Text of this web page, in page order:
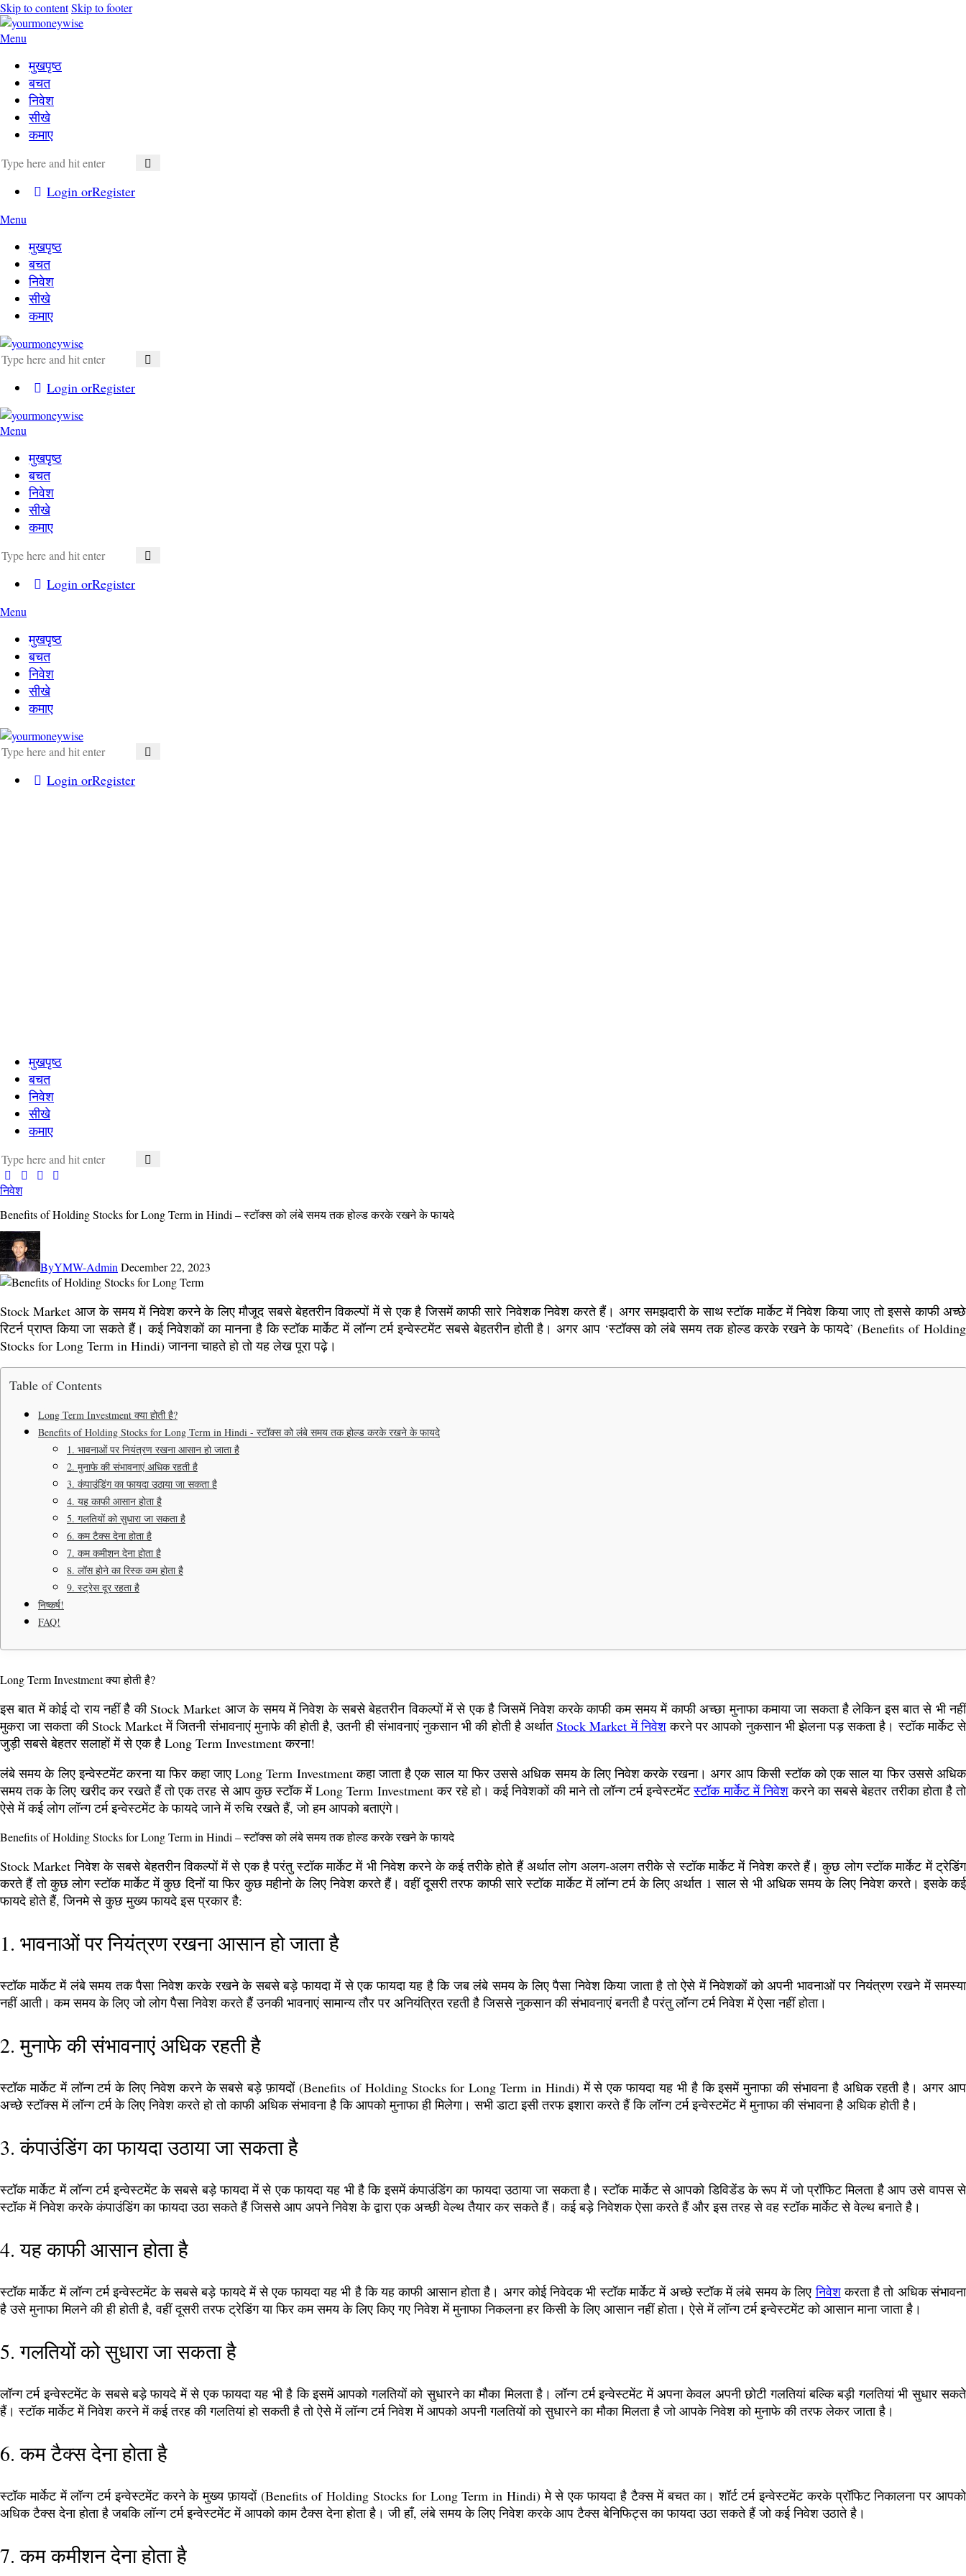
Skip to contentSkip to footer
Menu
मुखपृष्ठ
बचत
निवेश
सीखे
कमाए
Login orRegister
Menu
मुखपृष्ठ
बचत
निवेश
सीखे
कमाए
Login orRegister
Menu
मुखपृष्ठ
बचत
निवेश
सीखे
कमाए
Login orRegister
Menu
मुखपृष्ठ
बचत
निवेश
सीखे
कमाए
Login orRegister
मुखपृष्ठ
बचत
निवेश
सीखे
कमाए
निवेश
Benefits of Holding Stocks for Long Term in Hindi – स्टॉक्स को लंबे समय तक होल्ड करके रखने के फायदे
ByYMW-Admin December 22, 2023
Stock Market आज के समय में निवेश करने के लिए मौजूद सबसे बेहतरीन विकल्पों में से एक है जिसमें काफी सारे निवेशक निवेश करते हैं। अगर समझदारी के साथ स्टॉक मार्केट में निवेश किया जाए तो इससे काफी अच्छे
रिटर्न प्राप्त किया जा सकते हैं। कई निवेशकों का मानना है कि स्टॉक मार्केट में लॉन्ग टर्म इन्वेस्टमेंट सबसे बेहतरीन होती है। अगर आप ‘स्टॉक्स को लंबे समय तक होल्ड करके रखने के फायदे’ (Benefits of Holding
Stocks for Long Term in Hindi) जानना चाहते हो तो यह लेख पूरा पढ़े।
Table of Contents
Long Term Investment क्या होती है?
Benefits of Holding Stocks for Long Term in Hindi - स्टॉक्स को लंबे समय तक होल्ड करके रखने के फायदे
1. भावनाओं पर नियंत्रण रखना आसान हो जाता है
2. मुनाफे की संभावनाएं अधिक रहती है
3. कंपाउंडिंग का फायदा उठाया जा सकता है
4. यह काफी आसान होता है
5. गलतियों को सुधारा जा सकता है
6. कम टैक्स देना होता है
7. कम कमीशन देना होता है
8. लॉस होने का रिस्क कम होता है
9. स्ट्रेस दूर रहता है
निष्कर्ष!
FAQ!
Long Term Investment क्या होती है?
इस बात में कोई दो राय नहीं है की Stock Market आज के समय में निवेश के सबसे बेहतरीन विकल्पों में से एक है जिसमें निवेश करके काफी कम समय में काफी अच्छा मुनाफा कमाया जा सकता है लेकिन इस बात से भी नहीं
मुकरा जा सकता की Stock Market में जितनी संभावनाएं मुनाफे की होती है, उतनी ही संभावनाएं नुकसान भी की होती है अर्थातStock Market में निवेशकरने पर आपको नुकसान भी झेलना पड़ सकता है। स्टॉक मार्केट से
जुड़ी सबसे बेहतर सलाहों में से एक है Long Term Investment करना!
लंबे समय के लिए इन्वेस्टमेंट करना या फिर कहा जाए Long Term Investment कहा जाता है एक साल या फिर उससे अधिक समय के लिए निवेश करके रखना। अगर आप किसी स्टॉक को एक साल या फिर उससे अधिक
समय तक के लिए खरीद कर रखते हैं तो एक तरह से आप कुछ स्टॉक में Long Term Investment कर रहे हो। कई निवेशकों की माने तो लॉन्ग टर्म इन्वेस्टमेंटस्टॉक मार्केट में निवेशकरने का सबसे बेहतर तरीका होता है तो
ऐसे में कई लोग लॉन्ग टर्म इन्वेस्टमेंट के फायदे जाने में रुचि रखते हैं, जो हम आपको बताएंगे।
Benefits of Holding Stocks for Long Term in Hindi – स्टॉक्स को लंबे समय तक होल्ड करके रखने के फायदे
Stock Market निवेश के सबसे बेहतरीन विकल्पों में से एक है परंतु स्टॉक मार्केट में भी निवेश करने के कई तरीके होते हैं अर्थात लोग अलग-अलग तरीके से स्टॉक मार्केट में निवेश करते हैं। कुछ लोग स्टॉक मार्केट में ट्रेडिंग
करते हैं तो कुछ लोग स्टॉक मार्केट में कुछ दिनों या फिर कुछ महीनो के लिए निवेश करते हैं। वहीं दूसरी तरफ काफी सारे स्टॉक मार्केट में लॉन्ग टर्म के लिए अर्थात 1 साल से भी अधिक समय के लिए निवेश करते। इसके कई
फायदे होते हैं, जिनमे से कुछ मुख्य फायदे इस प्रकार है:
1. भावनाओं पर नियंत्रण रखना आसान हो जाता है
स्टॉक मार्केट में लंबे समय तक पैसा निवेश करके रखने के सबसे बड़े फायदा में से एक फायदा यह है कि जब लंबे समय के लिए पैसा निवेश किया जाता है तो ऐसे में निवेशकों को अपनी भावनाओं पर नियंत्रण रखने में समस्या
नहीं आती। कम समय के लिए जो लोग पैसा निवेश करते हैं उनकी भावनाएं सामान्य तौर पर अनियंत्रित रहती है जिससे नुकसान की संभावनाएं बनती है परंतु लॉन्ग टर्म निवेश में ऐसा नहीं होता।
2. मुनाफे की संभावनाएं अधिक रहती है
स्टॉक मार्केट में लॉन्ग टर्म के लिए निवेश करने के सबसे बड़े फ़ायदों (Benefits of Holding Stocks for Long Term in Hindi) में से एक फायदा यह भी है कि इसमें मुनाफा की संभावना है अधिक रहती है। अगर आप
अच्छे स्टॉक्स में लॉन्ग टर्म के लिए निवेश करते हो तो काफी अधिक संभावना है कि आपको मुनाफा ही मिलेगा। सभी डाटा इसी तरफ इशारा करते हैं कि लॉन्ग टर्म इन्वेस्टमेंट में मुनाफा की संभावना है अधिक होती है।
3. कंपाउंडिंग का फायदा उठाया जा सकता है
स्टॉक मार्केट में लॉन्ग टर्म इन्वेस्टमेंट के सबसे बड़े फायदा में से एक फायदा यह भी है कि इसमें कंपाउंडिंग का फायदा उठाया जा सकता है। स्टॉक मार्केट से आपको डिविडेंड के रूप में जो प्रॉफिट मिलता है आप उसे वापस से
स्टॉक में निवेश करके कंपाउंडिंग का फायदा उठा सकते हैं जिससे आप अपने निवेश के द्वारा एक अच्छी वेल्थ तैयार कर सकते हैं। कई बड़े निवेशक ऐसा करते हैं और इस तरह से वह स्टॉक मार्केट से वेल्थ बनाते है।
4. यह काफी आसान होता है
स्टॉक मार्केट में लॉन्ग टर्म इन्वेस्टमेंट के सबसे बड़े फायदे में से एक फायदा यह भी है कि यह काफी आसान होता है। अगर कोई निवेदक भी स्टॉक मार्केट में अच्छे स्टॉक में लंबे समय के लिएनिवेशकरता है तो अधिक संभावना
है उसे मुनाफा मिलने की ही होती है, वहीं दूसरी तरफ ट्रेडिंग या फिर कम समय के लिए किए गए निवेश में मुनाफा निकलना हर किसी के लिए आसान नहीं होता। ऐसे में लॉन्ग टर्म इन्वेस्टमेंट को आसान माना जाता है।
5. गलतियों को सुधारा जा सकता है
लॉन्ग टर्म इन्वेस्टमेंट के सबसे बड़े फायदे में से एक फायदा यह भी है कि इसमें आपको गलतियों को सुधारने का मौका मिलता है। लॉन्ग टर्म इन्वेस्टमेंट में अपना केवल अपनी छोटी गलतियां बल्कि बड़ी गलतियां भी सुधार सकते
हैं। स्टॉक मार्केट में निवेश करने में कई तरह की गलतियां हो सकती है तो ऐसे में लॉन्ग टर्म निवेश में आपको अपनी गलतियों को सुधारने का मौका मिलता है जो आपके निवेश को मुनाफे की तरफ लेकर जाता है।
6. कम टैक्स देना होता है
स्टॉक मार्केट में लॉन्ग टर्म इन्वेस्टमेंट करने के मुख्य फ़ायदों (Benefits of Holding Stocks for Long Term in Hindi) मे से एक फायदा है टैक्स में बचत का। शॉर्ट टर्म इन्वेस्टमेंट करके प्रॉफिट निकालना पर आपको
अधिक टैक्स देना होता है जबकि लॉन्ग टर्म इन्वेस्टमेंट में आपको काम टैक्स देना होता है। जी हाँ, लंबे समय के लिए निवेश करके आप टैक्स बेनिफिट्स का फायदा उठा सकते हैं जो कई निवेश उठाते है।
7. कम कमीशन देना होता है